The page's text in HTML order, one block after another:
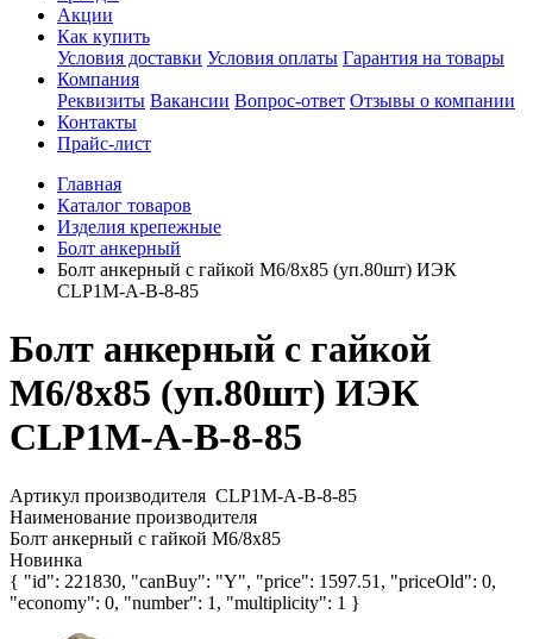
Акции
Как купить
Условия доставки Условия оплаты Гарантия на товары
Компания
Реквизиты Вакансии Вопрос-ответ Отзывы о компании
Контакты
Прайс-лист
Главная
Каталог товаров
Изделия крепежные
Болт анкерный
Болт анкерный с гайкой М6/8х85 (уп.80шт) ИЭК
CLP1M-A-B-8-85
Болт анкерный с гайкой
М6/8х85 (уп.80шт) ИЭК
CLP1M-A-B-8-85
Артикул производителя CLP1M-A-B-8-85
Наименование производителя
Болт анкерный с гайкой М6/8х85
Новинка
{ "id": 221830, "canBuy": "Y", "price": 1597.51, "priceOld": 0,
"economy": 0, "number": 1, "multiplicity": 1 }